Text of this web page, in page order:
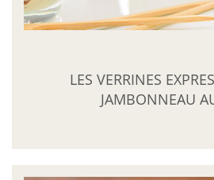
LES VERRINES
JAMBONNEAU